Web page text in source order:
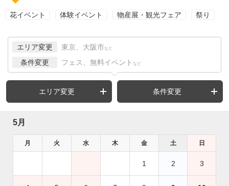
花イベント 体験イベント 物産展・観光フェア 祭り
エリア変更 東京、大阪市 など
条件変更 フェス、無料イベント など
エリア変更 条件変更
5月
月 火 水 木 金 土 日
1 2 3